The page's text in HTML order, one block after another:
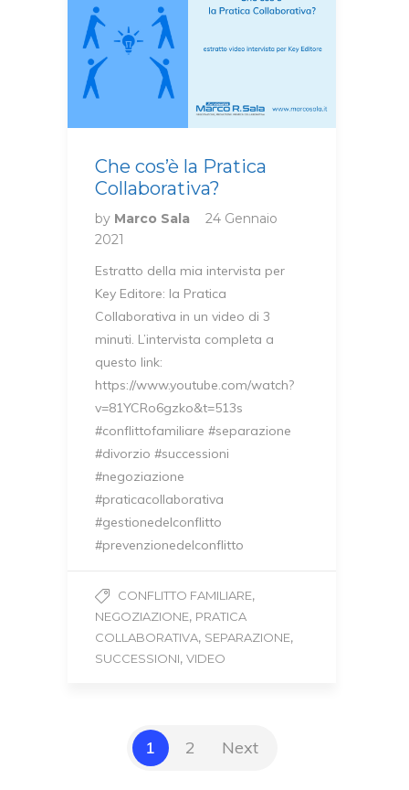
Che cos’è la Pratica
Collaborativa?
by Marco Sala
24 Gennaio
2021
Estratto della mia intervista per
Key Editore: la Pratica
Collaborativa in un video di 3
minuti. L’intervista completa a
questo link:
https://www.youtube.com/watch?
v=81YCRo6gzko&t=513s
#conflittofamiliare #separazione
#divorzio #successioni
#negoziazione
#praticacollaborativa
#gestionedelconflitto
#prevenzionedelconflitto
CONFLITTO FAMILIARE,
NEGOZIAZIONE, PRATICA
COLLABORATIVA, SEPARAZIONE,
SUCCESSIONI, VIDEO
1 2 Next